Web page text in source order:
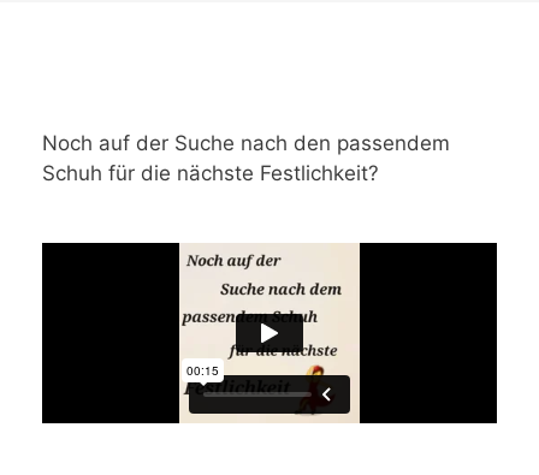
Noch auf der Suche nach den passendem
Schuh für die nächste Festlichkeit?